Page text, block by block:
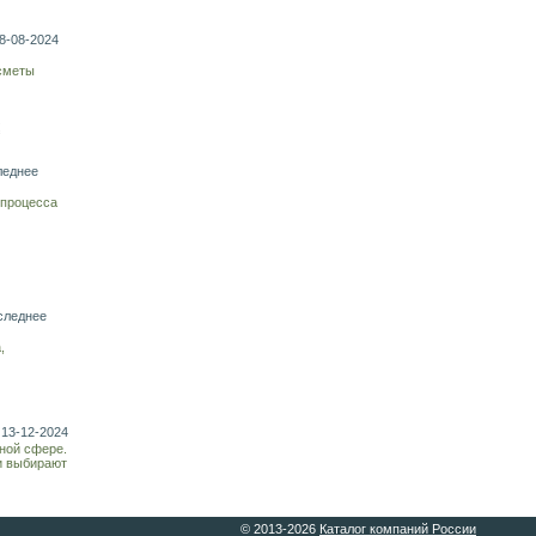
08-2024
12-2024
сфере.
выбирают
© 2013-2026 Каталог компаний России